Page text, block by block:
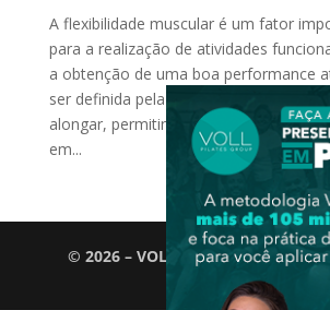
A flexibilidade muscular é um fator
para a realização de atividades
a obtenção de uma boa performance
ser definida pela capacidade que o
alongar, permitindo que uma ou duas
em...
© 2026 – VOLL Pilates Group.
reservados.